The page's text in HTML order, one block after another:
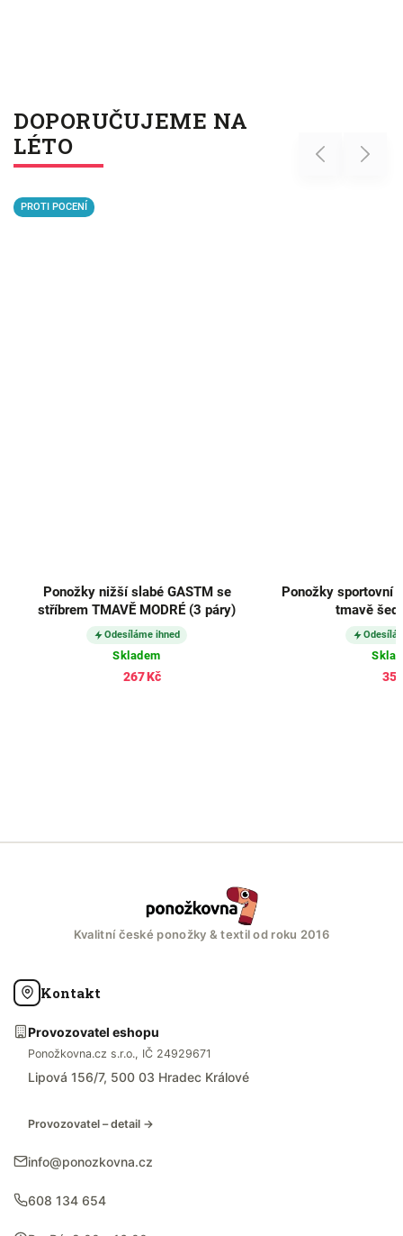
DOPORUČUJEME NA
LÉTO
Previous
PROTI POCENÍ
Ponožky nižší slabé GASTM se
stříbrem TMAVĚ MODRÉ (3 páry)
Odesíláme ihned
Skladem
267 Kč
Ponožky sportovní
tmavě
Next
Kvalitní české ponožky & textil od roku 2016
Kontakt
Provozovatel eshopu
Ponožkovna.cz s.r.o., IČ 24929671
Lipová 156/7, 500 03 Hradec Králové
Provozovatel – detail →
info@ponozkovna.cz
608 134 654